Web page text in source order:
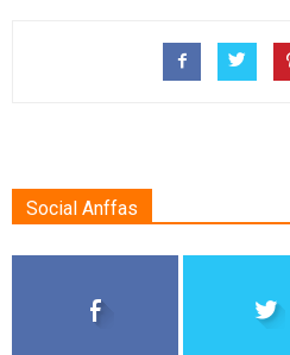
Social Anffas